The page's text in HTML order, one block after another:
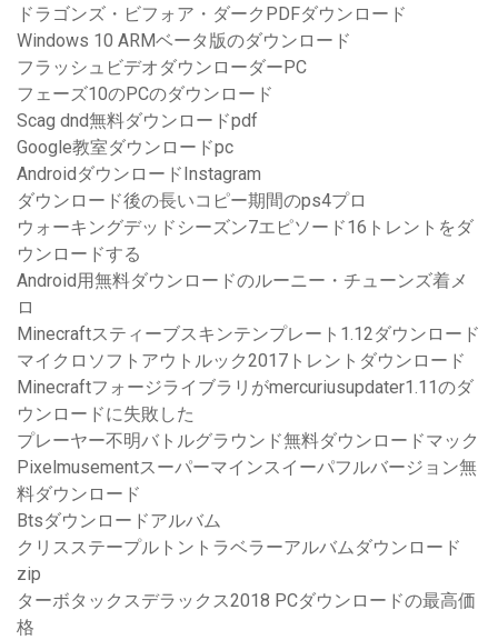
ドラゴンズ・ビフォア・ダークPDFダウンロード
Windows 10 ARMベータ版のダウンロード
フラッシュビデオダウンローダーPC
フェーズ10のPCのダウンロード
Scag dnd無料ダウンロードpdf
Google教室ダウンロードpc
AndroidダウンロードInstagram
ダウンロード後の長いコピー期間のps4プロ
ウォーキングデッドシーズン7エピソード16トレントをダ
ウンロードする
Android用無料ダウンロードのルーニー・チューンズ着メ
ロ
Minecraftスティーブスキンテンプレート1.12ダウンロード
マイクロソフトアウトルック2017トレントダウンロード
Minecraftフォージライブラリがmercuriusupdater1.11のダ
ウンロードに失敗した
プレーヤー不明バトルグラウンド無料ダウンロードマック
Pixelmusementスーパーマインスイーパフルバージョン無
料ダウンロード
Btsダウンロードアルバム
クリスステープルトントラベラーアルバムダウンロード
zip
ターボタックスデラックス2018 PCダウンロードの最高価
格